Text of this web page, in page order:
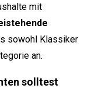
mit
sowohl Klassiker
an.
solltest